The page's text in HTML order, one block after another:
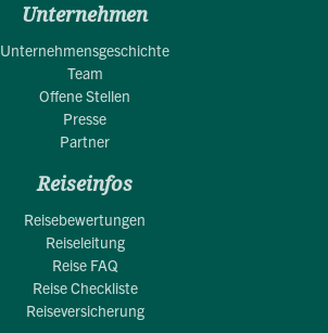
Unternehmen
Unternehmensgeschichte
Team
Offene Stellen
Presse
Partner
Reiseinfos
Reisebewertungen
Reiseleitung
Reise FAQ
Reise Checkliste
Reiseversicherung